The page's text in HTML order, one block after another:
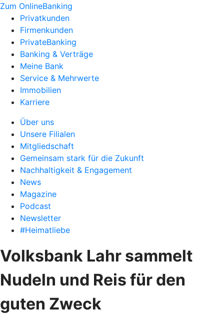
Zum OnlineBanking
Privatkunden
Firmenkunden
PrivateBanking
Banking & Verträge
Meine Bank
Service & Mehrwerte
Immobilien
Karriere
Über uns
Unsere Filialen
Mitgliedschaft
Gemeinsam stark für die Zukunft
Nachhaltigkeit & Engagement
News
Magazine
Podcast
Newsletter
#Heimatliebe
Volksbank Lahr sammelt
Nudeln und Reis für den
guten Zweck